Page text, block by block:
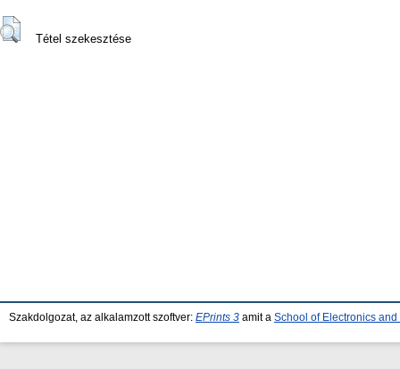
Tétel szekesztése
Szakdolgozat, az alkalamzott szoftver: EPrints 3 amit a School of Electronics